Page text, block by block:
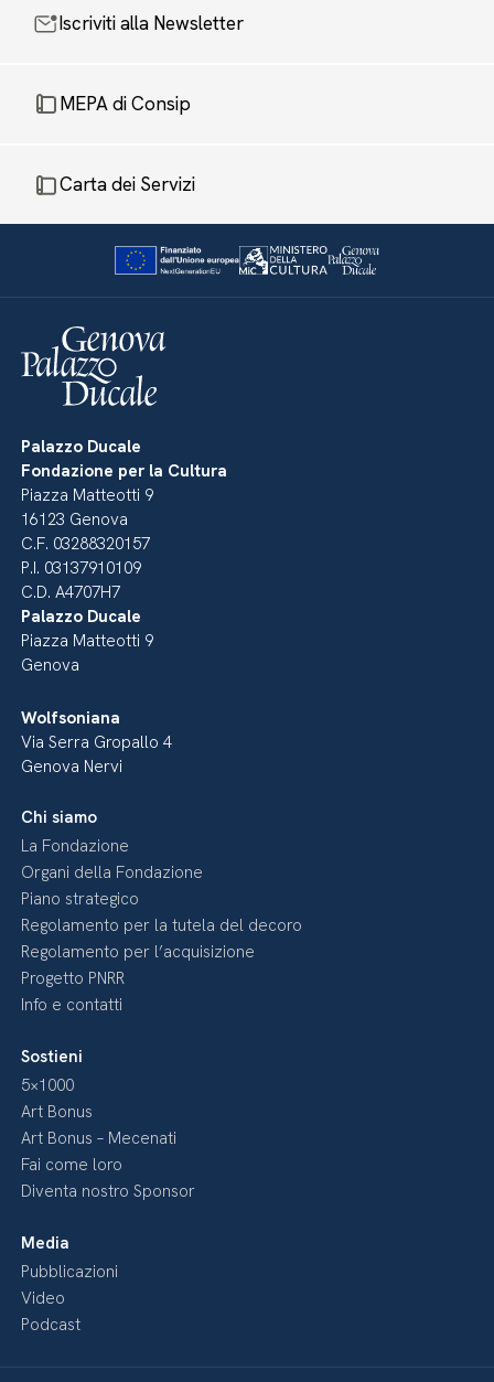
Iscriviti alla Newsletter
MEPA di Consip
Carta dei Servizi
Palazzo Ducale
Fondazione per la Cultura
Piazza Matteotti 9
16123 Genova
C.F. 03288320157
P.I. 03137910109
C.D. A4707H7
Palazzo Ducale
Piazza Matteotti 9
Genova
Wolfsoniana
Via Serra Gropallo 4
Genova Nervi
Chi siamo
La Fondazione
Organi della Fondazione
Piano strategico
Regolamento per la tutela del decoro
Regolamento per l’acquisizione
Progetto PNRR
Info e contatti
Sostieni
5×1000
Art Bonus
Art Bonus – Mecenati
Fai come loro
Diventa nostro Sponsor
Media
Pubblicazioni
Video
Podcast